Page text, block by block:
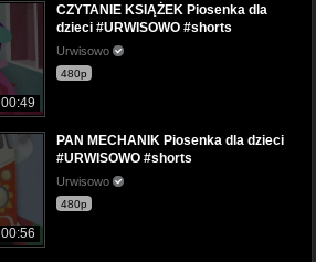
00:49
CZYTANIE KSIĄŻEK Piosenka dla
dzieci #URWISOWO #shorts
Urwisowo
480p
00:56
PAN MECHANIK Piosenka dla dzieci
#URWISOWO #shorts
Urwisowo
480p